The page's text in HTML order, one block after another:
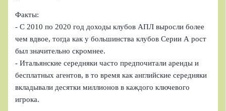
Факты:
- С 2010 по 2020 год доходы клубов АПЛ выросли более
чем вдвое, тогда как у большинства клубов Серии А рост
был значительно скромнее.
- Итальянские середняки часто предпочитали аренды и
бесплатных агентов, в то время как английские середняки
вкладывали десятки миллионов в каждого ключевого
игрока.